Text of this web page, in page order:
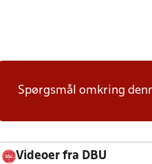
Spørgsmål omkring
Videoer fra DBU